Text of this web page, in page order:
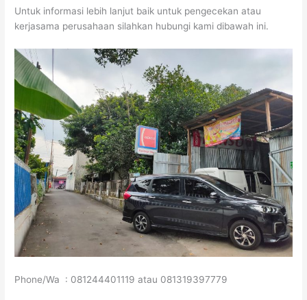
Untuk informasi lebih lanjut baik untuk pengecekan atau
kerjasama perusahaan silahkan hubungi kami dibawah ini.
Phone/Wa : 081244401119 atau 081319397779